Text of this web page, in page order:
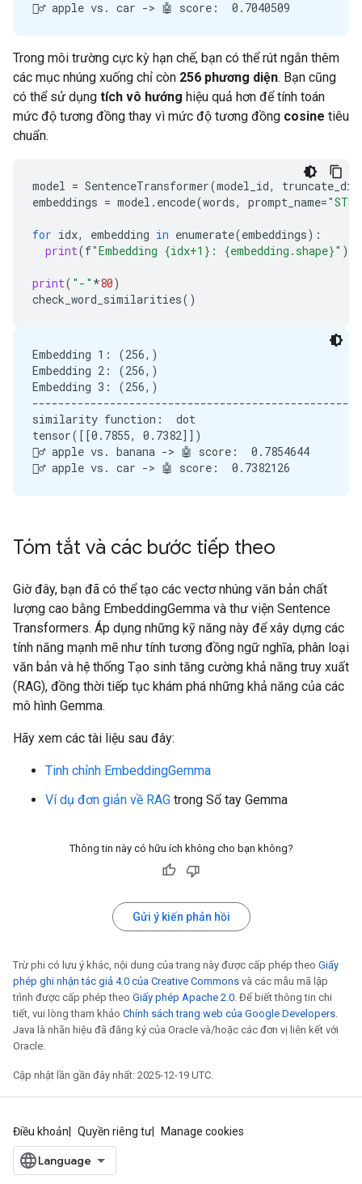
Trong môi trường cực kỳ hạn chế, bạn có thể rút ngắn thêm
các mục nhúng xuống chỉ còn 256 phương diện. Bạn cũng
có thể sử dụng tích vô hướng hiệu quả hơn để tính toán
mức độ tương đồng thay vì mức độ tương đồng cosine tiêu
chuẩn.
model = SentenceTransformer(model_id, truncate_dim
embeddings = model . encode(words, prompt_name="STS"
for idx, embedding in enumerate(embeddings):
print(f"Embedding {idx+1}: {embedding.shape}" )
print( "-" *80)
check_word_similarities()
Embedding 1: (256,)
Embedding 2: (256,)
Embedding 3: (256,)
similarity function:  dot
tensor([[0.7855, 0.7382]])
🙋‍♂️ apple vs. banana -> 🤖 score:  0.7854644
Tóm tắt và các bước tiếp theo
Giờ đây, bạn đã có thể tạo các vectơ nhúng văn bản chất
lượng cao bằng EmbeddingGemma và thư viện Sentence
Transformers. Áp dụng những kỹ năng này để xây dựng các
tính năng mạnh mẽ như tính tương đồng ngữ nghĩa, phân loại
văn bản và hệ thống Tạo sinh tăng cường khả năng truy xuất
(RAG), đồng thời tiếp tục khám phá những khả năng của các
mô hình Gemma.
Hãy xem các tài liệu sau đây:
Tinh chỉnh EmbeddingGemma
Ví dụ đơn giản về RAG trong Sổ tay Gemma
Thông tin này có hữu ích không cho bạn không?
Gửi ý kiến phản hồi
Trừ phi có lưu ý khác, nội dung của trang này được cấp phép theo Giấy
phép ghi nhận tác giả 4.0 của Creative Commons và các mẫu mã lập
trình được cấp phép theo Giấy phép Apache 2.0. Để biết thông tin chi
tiết, vui lòng tham khảo Chính sách trang web của Google Developers.
Java là nhãn hiệu đã đăng ký của Oracle và/hoặc các đơn vị liên kết với
Oracle.
Cập nhật lần gần đây nhất: 2025-12-19 UTC.
Điều khoản Quyền riêng tư Manage cookies